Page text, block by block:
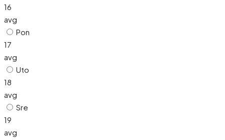
16
avg
Pon
17
avg
Uto
18
avg
Sre
19
avg